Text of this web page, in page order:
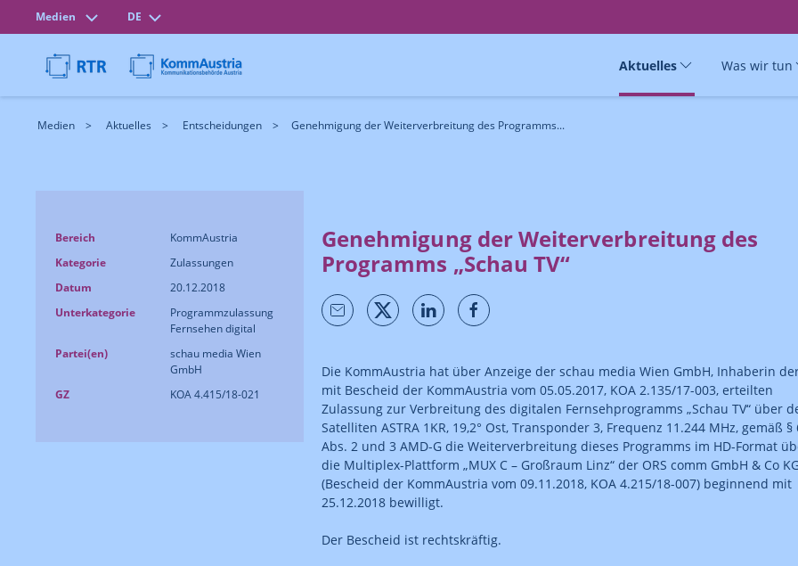
Medien DE
Aktuelles Was wir tun
Medien Aktuelles Entscheidungen Genehmigung der Weiterverbreitung des Programms...
Bereich
KommAustria
Kategorie
Zulassungen
Datum
20.12.2018
Unterkategorie
Programmzulassung
Fernsehen digital
Partei(en)
schau media Wien
GmbH
GZ
KOA 4.415/18-021
Genehmigung der Weiterverbreitung des
Programms „Schau TV“
Die KommAustria hat über Anzeige der schau media Wien GmbH, Inhaberin
mit Bescheid der KommAustria vom 05.05.2017, KOA 2.135/17-003, erteilten
Zulassung zur Verbreitung des digitalen Fernsehprogramms „Schau TV“ über
Satelliten ASTRA 1KR, 19,2° Ost, Transponder 3, Frequenz 11.244 MHz, gemäß §
Abs. 2 und 3 AMD-G die Weiterverbreitung dieses Programms im HD-Format
die Multiplex-Plattform „MUX C – Großraum Linz“ der ORS comm GmbH & Co
(Bescheid der KommAustria vom 09.11.2018, KOA 4.215/18-007) beginnend mit
25.12.2018 bewilligt.
Der Bescheid ist rechtskräftig.